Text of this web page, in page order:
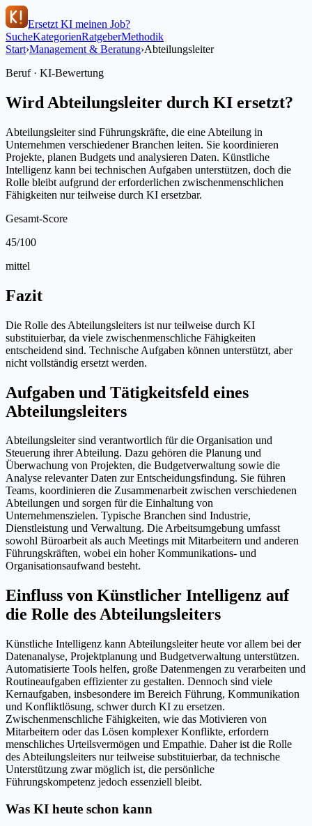
Ersetzt KI meinen Job?
SucheKategorienRatgeberMethodik
Start›Management & Beratung›Abteilungsleiter
Beruf · KI-Bewertung
Wird Abteilungsleiter durch KI ersetzt?
Abteilungsleiter sind Führungskräfte, die eine Abteilung in
Unternehmen verschiedener Branchen leiten. Sie koordinieren
Projekte, planen Budgets und analysieren Daten. Künstliche
Intelligenz kann bei technischen Aufgaben unterstützen, doch die
Rolle bleibt aufgrund der erforderlichen zwischenmenschlichen
Fähigkeiten nur teilweise durch KI ersetzbar.
Gesamt-Score
45/100
mittel
Fazit
Die Rolle des Abteilungsleiters ist nur teilweise durch KI
substituierbar, da viele zwischenmenschliche Fähigkeiten
entscheidend sind. Technische Aufgaben können unterstützt, aber
nicht vollständig ersetzt werden.
Aufgaben und Tätigkeitsfeld eines
Abteilungsleiters
Abteilungsleiter sind verantwortlich für die Organisation und
Steuerung ihrer Abteilung. Dazu gehören die Planung und
Überwachung von Projekten, die Budgetverwaltung sowie die
Analyse relevanter Daten zur Entscheidungsfindung. Sie führen
Teams, koordinieren die Zusammenarbeit zwischen verschiedenen
Abteilungen und sorgen für die Einhaltung von
Unternehmenszielen. Typische Branchen sind Industrie,
Dienstleistung und Verwaltung. Die Arbeitsumgebung umfasst
sowohl Büroarbeit als auch Meetings mit Mitarbeitern und anderen
Führungskräften, wobei ein hoher Kommunikations- und
Organisationsaufwand besteht.
Einfluss von Künstlicher Intelligenz auf
die Rolle des Abteilungsleiters
Künstliche Intelligenz kann Abteilungsleiter heute vor allem bei der
Datenanalyse, Projektplanung und Budgetverwaltung unterstützen.
Automatisierte Tools helfen, große Datenmengen zu verarbeiten und
Routineaufgaben effizienter zu gestalten. Dennoch sind viele
Kernaufgaben, insbesondere im Bereich Führung, Kommunikation
und Konfliktlösung, schwer durch KI zu ersetzen.
Zwischenmenschliche Fähigkeiten, wie das Motivieren von
Mitarbeitern oder das Lösen komplexer Konflikte, erfordern
menschliches Urteilsvermögen und Empathie. Daher ist die Rolle
des Abteilungsleiters nur teilweise substituierbar, da technische
Unterstützung zwar möglich ist, die persönliche
Führungskompetenz jedoch essenziell bleibt.
Was KI heute schon kann